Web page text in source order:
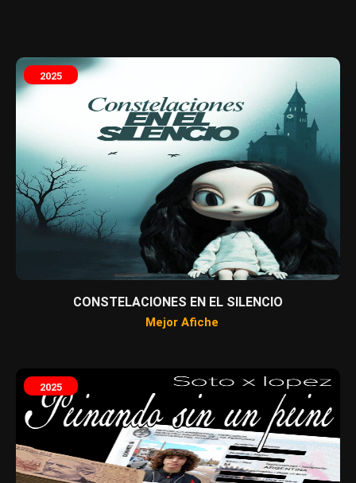
2025
CONSTELACIONES EN EL SILENCIO
Mejor Afiche
2025